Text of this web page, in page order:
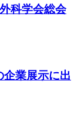
科学会総会
業展示に出